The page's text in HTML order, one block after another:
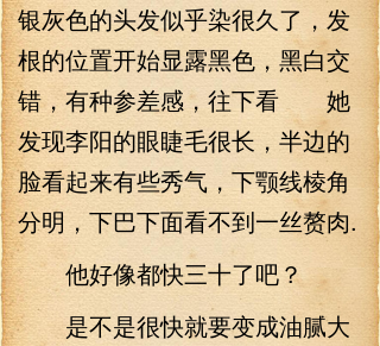
银灰色的头发似乎染很久了，发
根的位置开始显露黑色，黑白交
错，有种参差感，往下看 她
发现李阳的眼睫毛很长，半边的
脸看起来有些秀气，下颚线棱角
分明，下巴下面看不到一丝赘肉.
他好像都快三十了吧？
是不是很快就要变成油腻大